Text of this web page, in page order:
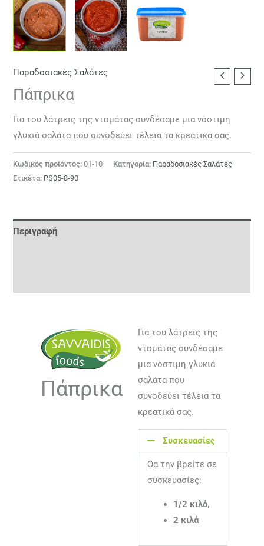
Παραδοσιακές Σαλάτες
Πάπρικα
Για του λάτρεις της ντομάτας συνδέσαμε μια νόστιμη
γλυκιά σαλάτα που συνοδεύει τέλεια τα κρεατικά σας.
Κωδικός προϊόντος:01-10 Κατηγορία: Παραδοσιακές Σαλάτες
Ετικέτα: PS05-8-90
Περιγραφή
Πάπρικα
Για του λάτρεις της
ντομάτας συνδέσαμε
μια νόστιμη γλυκιά
σαλάτα που
συνοδεύει τέλεια τα
κρεατικά σας.
Συσκευασίες
Θα την βρείτε σε
συσκευασίες:
1/2 κιλό,
2 κιλά